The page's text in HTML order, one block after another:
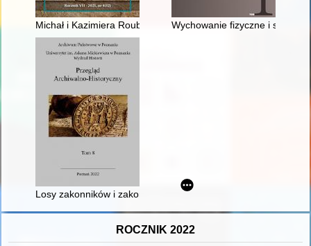
Michał i Kazimiera Roubowie - wileńska biografia artystów
Wychowanie fizyczne i sport
Losy zakonników i zakonnic z klasztorów skasowanych w
ROCZNIK 2022